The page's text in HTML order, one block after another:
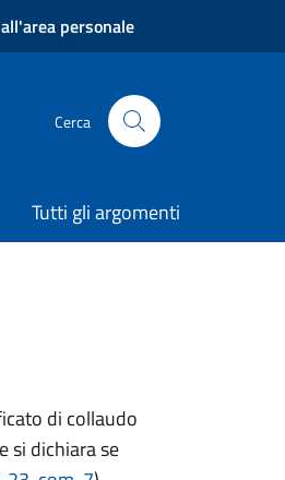
personale
Cerca
Tutti gli argomenti
di collaudo
si dichiara se